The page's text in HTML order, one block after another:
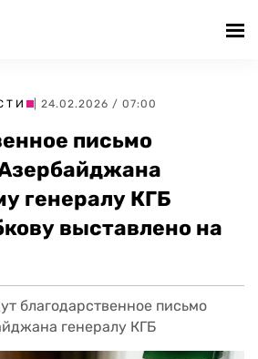
| 24.02.2026 / 07:00
письмо
генералу КГБ
выставлено на
благодарственное письмо
генералу КГБ